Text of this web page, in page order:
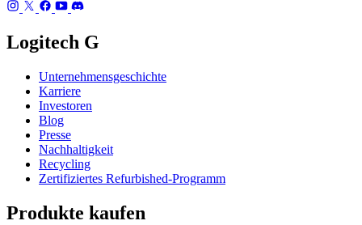
Logitech G
Unternehmensgeschichte
Karriere
Investoren
Blog
Presse
Nachhaltigkeit
Recycling
Zertifiziertes Refurbished-Programm
Produkte kaufen